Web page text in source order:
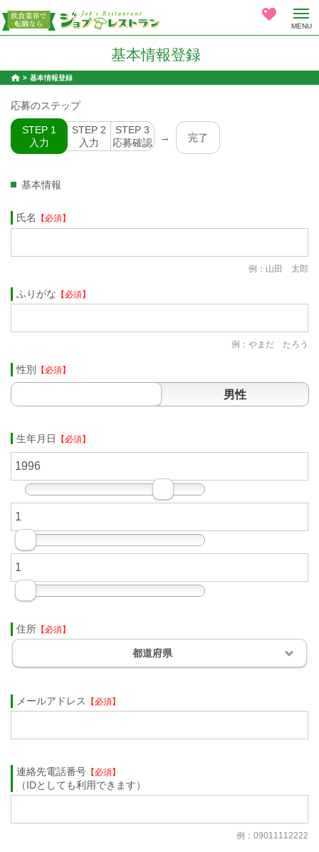
MENU
基本情報登録
基本情報登録
応募のステップ
STEP 1
入力
STEP 2
入力
STEP 3
応募確認
→ 完了
基本情報
氏名 【必須】
例：山田 太郎
ふりがな 【必須】
例：やまだ たろう
性別 【必須】
男性
生年月日 【必須】
住所 【必須】
都道府県
メールアドレス 【必須】
連絡先電話番号 【必須】
（IDとしても利用できます）
例：09011112222